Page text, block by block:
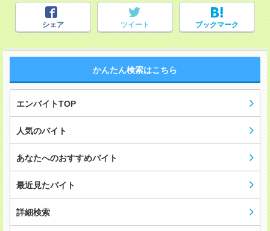
シェア ツイート ブックマーク
かんたん検索はこちら
エンバイトTOP
人気のバイト
あなたへのおすすめバイト
最近見たバイト
詳細検索